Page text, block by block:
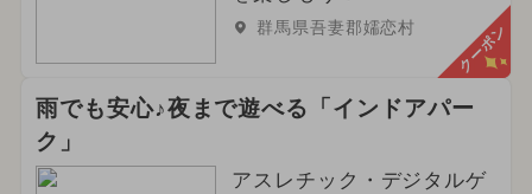
群馬県吾妻郡嬬恋村 クーポン
雨でも安心♪夜まで遊べる「インドアパー
ク」
アスレチック・デジタルゲ